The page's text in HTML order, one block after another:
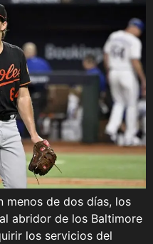
menos de dos días, los
abridor de los Baltimore
los servicios del